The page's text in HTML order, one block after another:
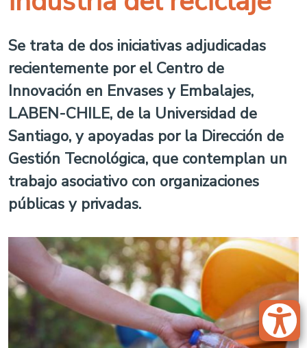
Se trata de dos iniciativas adjudicadas
recientemente por el Centro de
Innovación en Envases y Embalajes,
LABEN-CHILE, de la Universidad de
Santiago, y apoyadas por la Dirección de
Gestión Tecnológica, que contemplan un
trabajo asociativo con organizaciones
públicas y privadas.